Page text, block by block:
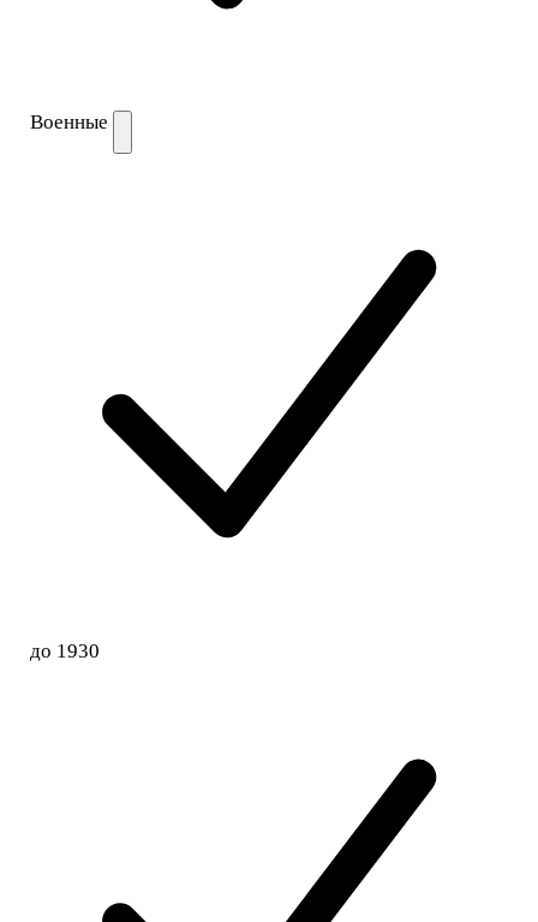
Военные
до 1930